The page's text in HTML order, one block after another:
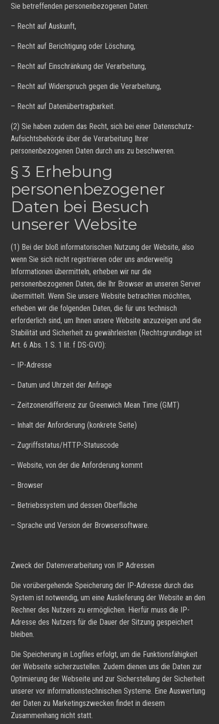
Sie betreffenden personenbezogenen Daten:
– Recht auf Auskunft,
– Recht auf Berichtigung oder Löschung,
– Recht auf Einschränkung der Verarbeitung,
– Recht auf Widerspruch gegen die Verarbeitung,
– Recht auf Datenübertragbarkeit.
(2) Sie haben zudem das Recht, sich bei einer Datenschutz-
Aufsichtsbehörde über die Verarbeitung Ihrer
personenbezogenen Daten durch uns zu beschweren.
§ 3 Erhebung
personenbezogener
Daten bei Besuch
unserer Website
(1) Bei der bloß informatorischen Nutzung der Website, also
wenn Sie sich nicht registrieren oder uns anderweitig
Informationen übermitteln, erheben wir nur die
personenbezogenen Daten, die Ihr Browser an unseren Server
übermittelt. Wenn Sie unsere Website betrachten möchten,
erheben wir die folgenden Daten, die für uns technisch
erforderlich sind, um Ihnen unsere Website anzuzeigen und die
Stabilität und Sicherheit zu gewährleisten (Rechtsgrundlage ist
Art. 6 Abs. 1 S. 1 lit. f DS-GVO):
– IP-Adresse
– Datum und Uhrzeit der Anfrage
– Zeitzonendifferenz zur Greenwich Mean Time (GMT)
– Inhalt der Anforderung (konkrete Seite)
– Zugriffsstatus/HTTP-Statuscode
– Website, von der die Anforderung kommt
– Browser
– Betriebssystem und dessen Oberfläche
– Sprache und Version der Browsersoftware.
Zweck der Datenverarbeitung von IP Adressen
Die vorübergehende Speicherung der IP-Adresse durch das
System ist notwendig, um eine Auslieferung der Website an den
Rechner des Nutzers zu ermöglichen. Hierfür muss die IP-
Adresse des Nutzers für die Dauer der Sitzung gespeichert
bleiben.
Die Speicherung in Logfiles erfolgt, um die Funktionsfähigkeit
der Webseite sicherzustellen. Zudem dienen uns die Daten zur
Optimierung der Webseite und zur Sicherstellung der Sicherheit
unserer vor informationstechnischen Systeme. Eine Auswertung
der Daten zu Marketingszwecken findet in diesem
Zusammenhang nicht statt.